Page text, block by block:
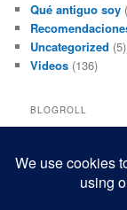
Qué antiguo soy
Uncategorized (5)
Videos (136)
BLOGROLL
Black and White
Mis
Teresita Rivas